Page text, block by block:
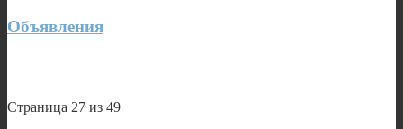
Объявления
Страница 27 из 49